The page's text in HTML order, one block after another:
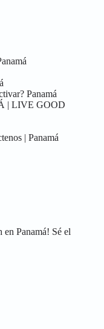
Panamá
| LIVE GOOD
| Panamá
en Panamá! Sé el